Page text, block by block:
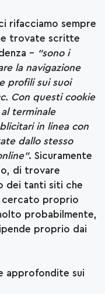
rifacciamo sempre
trovate scritte
– “sono i
la navigazione
profili sui suoi
Con questi cookie
terminale
in linea con
dallo stesso
. Sicuramente
di trovare
dei tanti siti che
cercato proprio
probabilmente,
proprio dai
approfondite sui